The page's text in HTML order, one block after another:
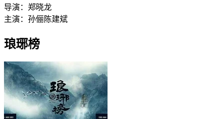
导演： 郑晓龙
主演： 孙俪 陈建斌
琅琊榜